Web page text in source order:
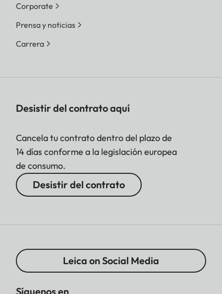
Corporate
Prensa y noticias
Carrera
Desistir del contrato aquí
Cancela tu contrato dentro del plazo de
14 días conforme a la legislación europea
de consumo.
Desistir del contrato
Leica on Social Media
Síguenos en